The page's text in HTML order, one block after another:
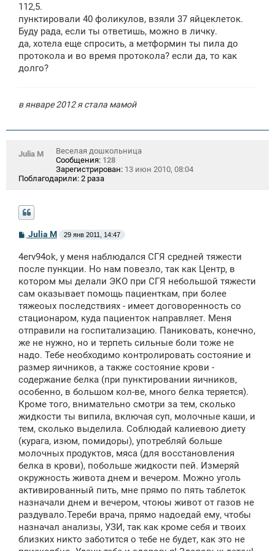
112,5.
пунктировали 40 фоликулов, взяли 37 яйцеклеток.
Буду рада, если ты ответишь, можно в личку.
да, хотела еще спросить, а метформин ты пила до
протокола и во время протокола? если да, то как
долго?
в январе 2012 я стала мамой
Julia M
Веселая дошкольница
Сообщения: 128
Зарегистрирован: 13 июн 2010, 08:04
Поблагодарили: 2 раза
о
б
щ
н
и
Julia M 29 янв 2011, 14:47
4erv94ok, у меня наблюдался СГЯ средней тяжести
после пункции. Но нам повезло, так как Центр, в
котором мы делали ЭКО при СГЯ небольшой тяжести
сам оказывает помощь пациенткам, при более
тяжеоых последствиях - имеет договоренность со
стационаром, куда пациенток направляет. Меня
отправили на госпитализацию. Паниковать, конечно,
же не нужно, но и терпеть сильные боли тоже не
надо. Тебе необходимо контролировать состояние и
размер яичников, а также состояние крови -
содержание белка (при пунктировании яичников,
особенно, в большом кол-ве, много белка теряется).
Кроме того, внимательно смотри за тем, сколько
жидкости ты випила, включая суп, молочные каши, и
тем, сколько выделила. Соблюдай калиевою диету
(курага, изюм, помидоры), употребляй больше
молочных продуктов, мяса (для восстановления
белка в крови), побольше жидкости пей. Измеряй
окружность живота днем и вечером. Можно уголь
активированный пить, мне прямо по пять таблеток
назначали днем и вечером, чтоюы живот от газов не
раздувало.Тереби врача, прямо надоедай ему, чтобы
назначал анализы, УЗИ, так как кроме себя и твоих
близких никто заботится о тебе не будет, как это не